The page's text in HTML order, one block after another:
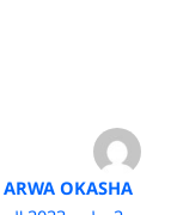
ARWA OKASHA